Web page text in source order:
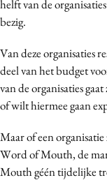
helft van de
bezig.
Van deze organisaties
deel van het budget
van de organisaties
of wilt hiermee gaan
Maar of een
Word of Mouth, de
Mouth géén tijdelijke